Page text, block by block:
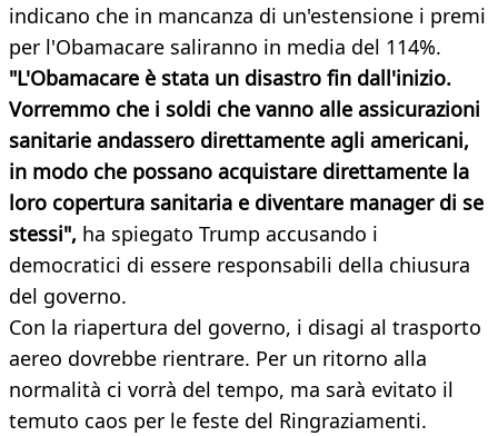
indicano che in mancanza di un'estensione i premi
per l'Obamacare saliranno in media del 114%.
"L'Obamacare è stata un disastro fin dall'inizio.
Vorremmo che i soldi che vanno alle assicurazioni
sanitarie andassero direttamente agli americani,
in modo che possano acquistare direttamente la
loro copertura sanitaria e diventare manager di se
stessi", ha spiegato Trump accusando i
democratici di essere responsabili della chiusura
del governo.
Con la riapertura del governo, i disagi al trasporto
aereo dovrebbe rientrare. Per un ritorno alla
normalità ci vorrà del tempo, ma sarà evitato il
temuto caos per le feste del Ringraziamenti.